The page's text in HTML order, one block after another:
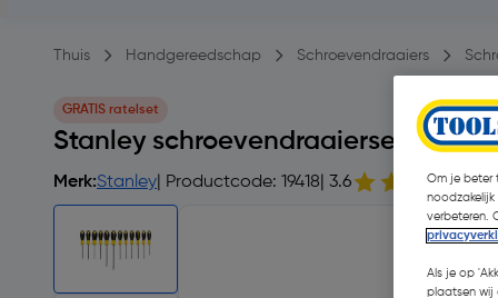
Thuis Handgereedschap Schroevendraaiers
GRATIS ratelset
Stanley schroevendraaierset 12-
Merk:Stanley | Productcode: 19418 | 3.6 9
Om je beter
verbeteren.
Als je op
plaatsen wij